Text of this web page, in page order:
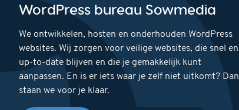
WordPress bureau Sowmedia
We ontwikkelen, hosten en onderhouden WordPress
websites. Wij zorgen voor veilige websites, die snel en
up-to-date blijven en die je gemakkelijk kunt
aanpassen. En is er iets waar je zelf niet uitkomt? Dan
staan we voor je klaar.